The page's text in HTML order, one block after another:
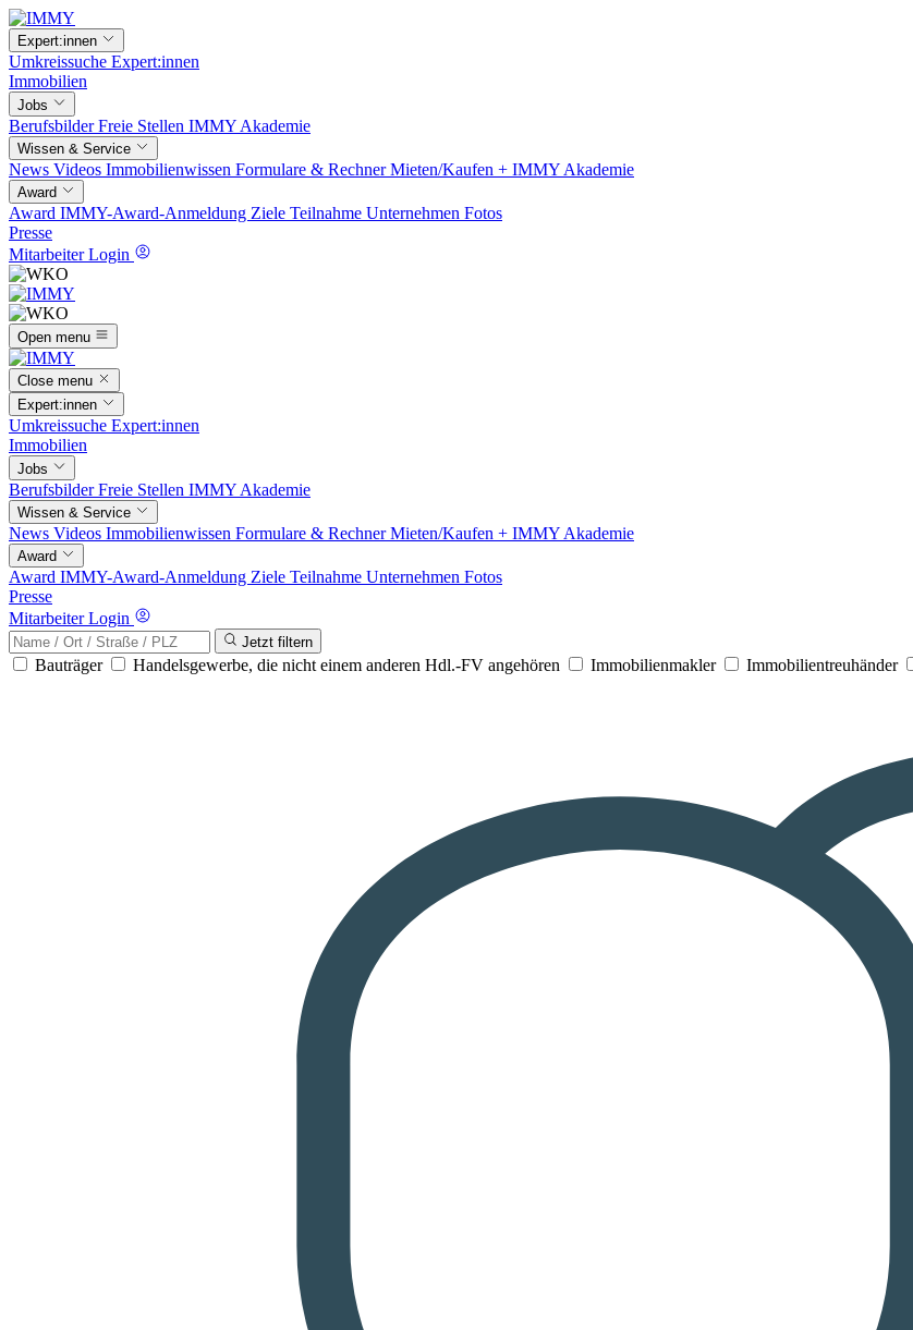
Expert:innen
Umkreissuche Expert:innen
Immobilien
Jobs
BerufsbilderFreie Stellen IMMY Akademie
Wissen & Service
News Videos Immobilienwissen Formulare & RechnerMieten/Kaufen + IMMY Akademie
Award
Award IMMY-Award-Anmeldung Ziele Teilnahme Unternehmen Fotos
Presse
Mitarbeiter Login
Open menu
Close menu
Expert:innen
Umkreissuche Expert:innen
Immobilien
Jobs
BerufsbilderFreie Stellen IMMY Akademie
Wissen & Service
News Videos Immobilienwissen Formulare & RechnerMieten/Kaufen + IMMY Akademie
Award
Award IMMY-Award-Anmeldung Ziele Teilnahme Unternehmen Fotos
Presse
Mitarbeiter Login
Jetzt filtern
Bauträger Handelsgewerbe, die nicht einem anderen Hdl.-FV angehören Immobilienmakler Immobilientreuhänder